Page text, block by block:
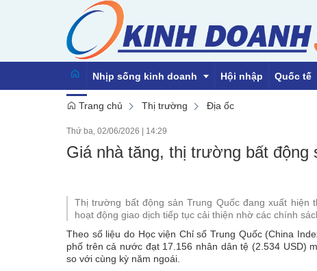
Nhịp sống kinh doanh
Emagazine
Hội nhập Quốc tế
Trang chủ Thị trường Địa ốc
Thứ ba, 02/06/2026 14:29
Giá nhà tăng, thị trường bất động
Thị trường bất động sản Trung Quốc đang xuất
hoạt động giao dịch tiếp tục cải thiện nhờ các chính
Theo số liệu do Học viện Chỉ số Trung Quốc (China
phố trên cả nước đạt 17.156 nhân dân tệ (2.534 USD)
so với cùng kỳ năm ngoái.